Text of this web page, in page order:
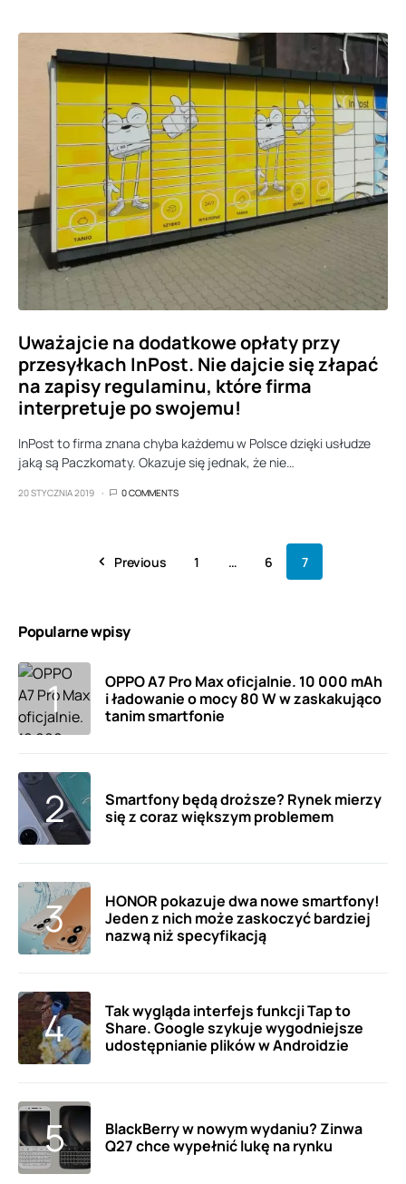
Uważajcie na dodatkowe opłaty przy
przesyłkach InPost. Nie dajcie się złapać
na zapisy regulaminu, które firma
interpretuje po swojemu!
InPost to firma znana chyba każdemu w Polsce dzięki usłudze
jaką są Paczkomaty. Okazuje się jednak, że nie…
20 STYCZNIA 2019 0 COMMENTS
Previous 1 … 6 7
Popularne wpisy
OPPO A7 Pro Max oficjalnie. 10 000 mAh
i ładowanie o mocy 80 W w zaskakująco
tanim smartfonie
Smartfony będą droższe? Rynek mierzy
się z coraz większym problemem
HONOR pokazuje dwa nowe smartfony!
Jeden z nich może zaskoczyć bardziej
nazwą niż specyfikacją
Tak wygląda interfejs funkcji Tap to
Share. Google szykuje wygodniejsze
udostępnianie plików w Androidzie
BlackBerry w nowym wydaniu? Zinwa
Q27 chce wypełnić lukę na rynku